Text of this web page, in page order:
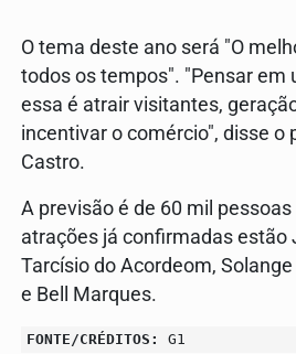
O tema deste ano será "O
todos os tempos". "Pensar em
essa é atrair visitantes,
incentivar o comércio", disse o
Castro.
A previsão é de 60 mil
atrações já confirmadas estão
Tarcísio do Acordeom,
e Bell Marques.
FONTE/CRÉDITOS: G1